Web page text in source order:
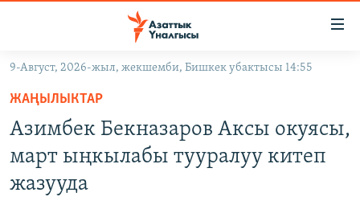
Навигацияга
өтүңүз
Издөөгө
салыңыз
КЫРГЫЗСТАН
УКРАИНА
9-Август, 2026-жыл, жекшемби, Бишкек убактысы 14:55
ЖАҢЫЛЫКТАР
Азимбек Бекназаров Аксы окуясы,
март ыңкылабы тууралуу китеп
жазууда